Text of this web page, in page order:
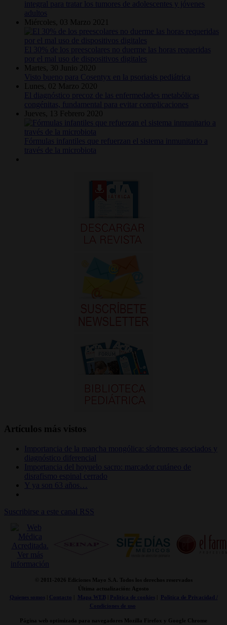
integral para tratar los tumores de adolescentes y jóvenes
adultos
Miércoles, 03 Marzo 2021
El 30% de los preescolares no duerme las horas requeridas
por el mal uso de dispositivos digitales
Martes, 30 Junio 2020
Visto bueno para Cosentyx en la psoriasis pediátrica
Lunes, 02 Marzo 2020
El diagnóstico precoz de las enfermedades metabólicas
congénitas, fundamental para evitar complicaciones
Jueves, 13 Febrero 2020
Fórmulas infantiles que refuerzan el sistema inmunitario a
través de la microbiota
Artículos más vistos
Importancia de la mancha mongólica: síndromes asociados y
diagnóstico diferencial
Importancia del hoyuelo sacro: marcador cutáneo de
disrafismo espinal cerrado
Y ya son 63 años…
Suscribirse a este canal RSS
© 2011- 2026 Ediciones Mayo S.A. Todos los derechos reservados
Última actualización: Agosto
Quienes somos| Contacto Mapa WEB| Politica de cookies|
Politica de Privacidad /
Condiciones de uso
Página web optimizada para navegadores Mozilla Firefox y Google Chrome